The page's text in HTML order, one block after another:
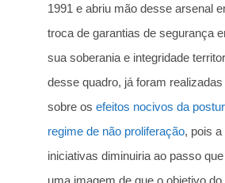
1991 e abriu mão desse arsenal
troca de garantias de segurança
sua soberania e integridade
desse quadro, já foram
sobre os efeitos nocivos da
regime de não proliferação, pois
iniciativas diminuiria ao passo
uma imagem de que o objetivo